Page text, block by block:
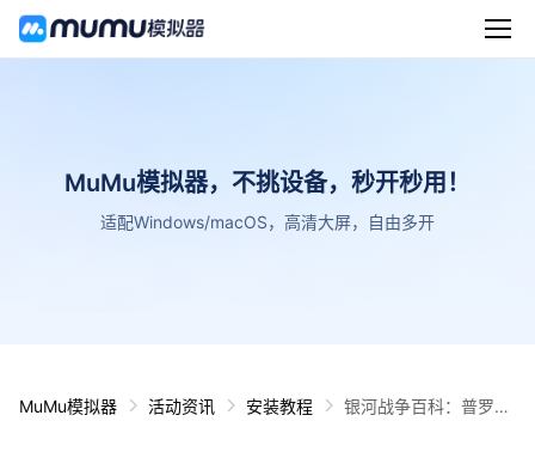
MuMu模拟器，不挑设备，秒开秒用！
适配Windows/macOS，高清大屏，自由多开
MuMu模拟器 活动资讯 安装教程
银河战争百科：普罗斯